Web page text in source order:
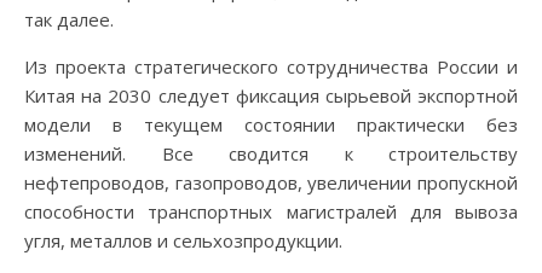
так далее.
Из проекта стратегического сотрудничества России и
Китая на 2030 следует фиксация сырьевой экспортной
модели в текущем состоянии практически без
изменений. Все сводится к строительству
нефтепроводов, газопроводов, увеличении пропускной
способности транспортных магистралей для вывоза
угля, металлов и сельхозпродукции.